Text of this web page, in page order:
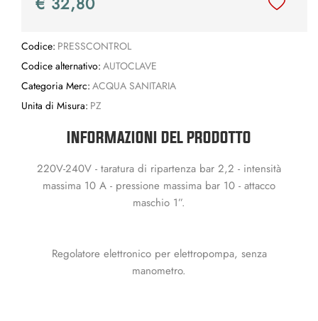
Codice: PRESSCONTROL
Codice alternativo: AUTOCLAVE
Categoria Merc: ACQUA SANITARIA
Unita di Misura: PZ
INFORMAZIONI DEL PRODOTTO
220V-240V - taratura di ripartenza bar 2,2 - intensità
massima 10 A - pressione massima bar 10 - attacco
maschio 1”.
Regolatore elettronico per elettropompa, senza
manometro.